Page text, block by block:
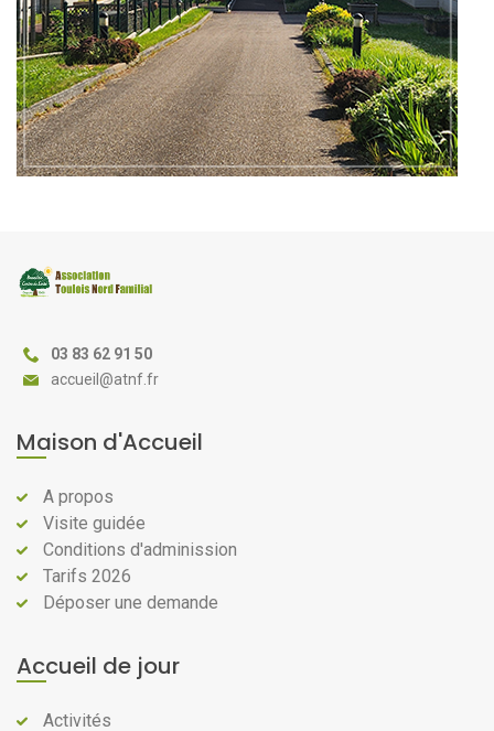
03 83 62 91 50
@
Maison d'Accueil
A propos
Visite guidée
Conditions d'adminission
Tarifs 2026
Déposer une demande
Accueil de jour
Activités